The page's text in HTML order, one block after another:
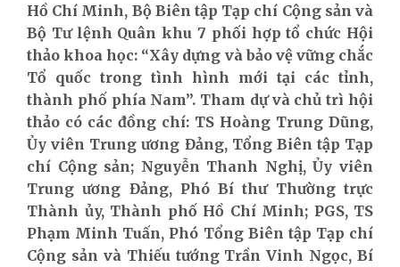
Hồ Chí Minh, Bộ Biên tập Tạp chí Cộng sản và
Bộ Tư lệnh Quân khu 7 phối hợp tổ chức Hội
thảo khoa học: “Xây dựng và bảo vệ vững chắc
Tổ quốc trong tình hình mới tại các tỉnh,
thành phố phía Nam”. Tham dự và chủ trì hội
thảo có các đồng chí: TS Hoàng Trung Dũng,
Ủy viên Trung ương Đảng, Tổng Biên tập Tạp
chí Cộng sản; Nguyễn Thanh Nghị, Ủy viên
Trung ương Đảng, Phó Bí thư Thường trực
Thành ủy, Thành phố Hồ Chí Minh; PGS, TS
Phạm Minh Tuấn, Phó Tổng Biên tập Tạp chí
Cộng sản và Thiếu tướng Trần Vinh Ngọc, Bí